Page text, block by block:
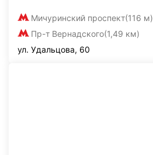
Мичуринский проспект(116 м)
Пр-т Вернадского(1,49 км)
ул. Удальцова, 60